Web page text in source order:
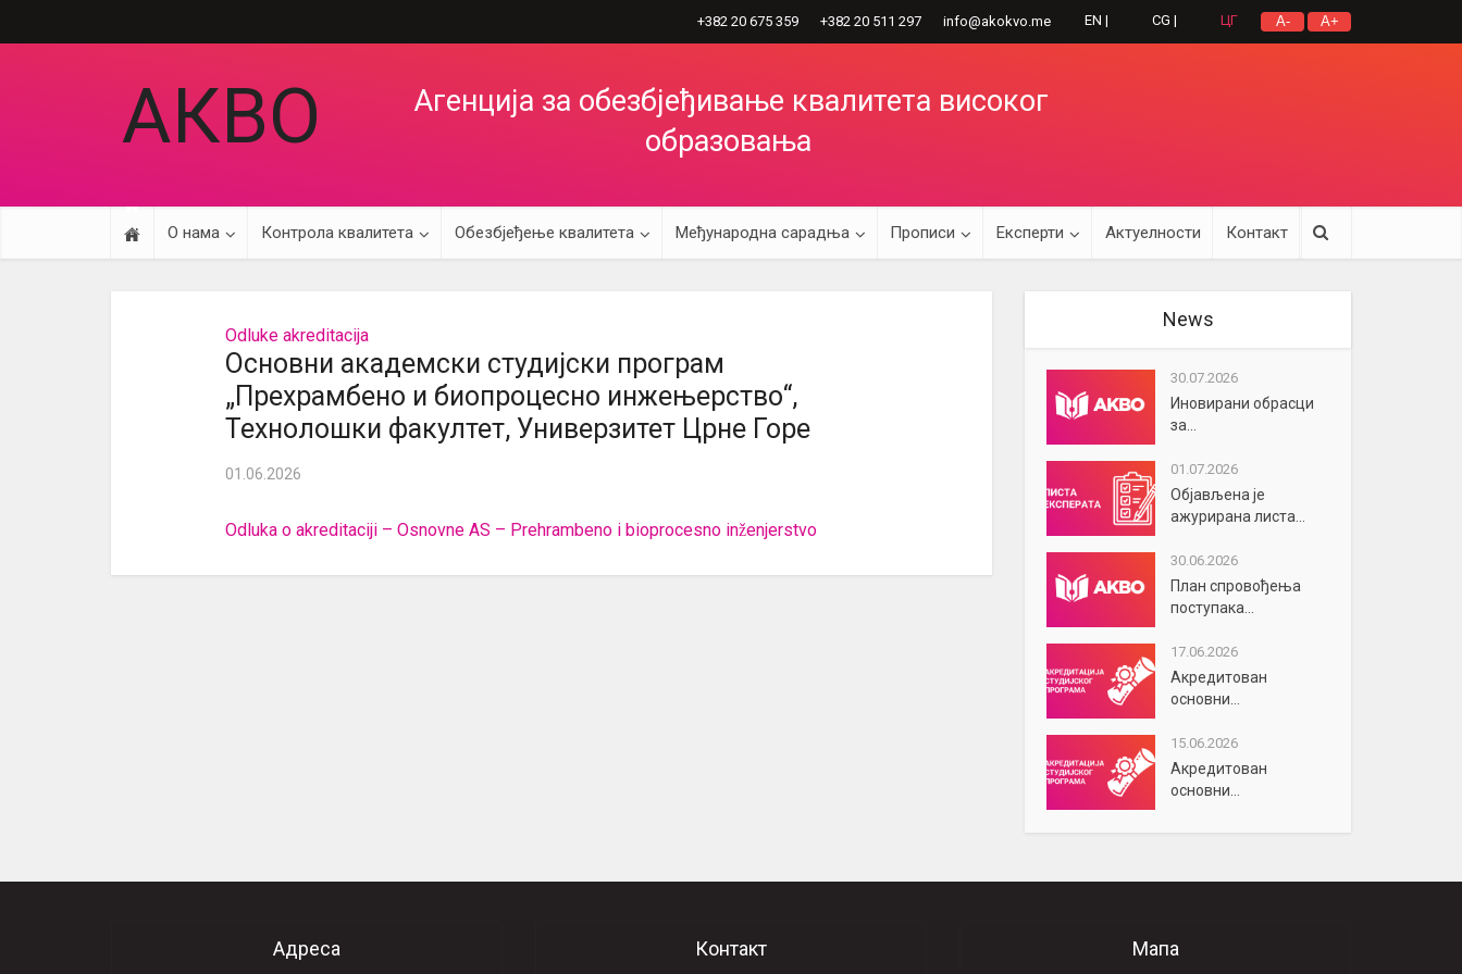
A- A+
+382 20 675 359 +382 20 511 297 info@akokvo.me EN | CG | ЦГ
АКВО
Агенција за обезбјеђивање квалитета високог
образовања
О нама Контрола квалитета Обезбјеђење квалитета Међународна сарадња Прописи Експерти Актуелности Контакт
Odluke akreditacija
Основни академски студијски програм
„Прехрамбено и биопроцесно инжењерство“,
Технолошки факултет, Универзитет Црне Горе
01.06.2026
Odluka o akreditaciji – Osnovne AS – Prehrambeno i bioprocesno inženjerstvo
News
30.07.2026
Иновирани обрасци
за...
01.07.2026
Објављена је
ажурирана листа...
30.06.2026
План спровођења
поступака...
17.06.2026
Акредитован
основни...
15.06.2026
Акредитован
основни...
Адреса Контакт Мапа